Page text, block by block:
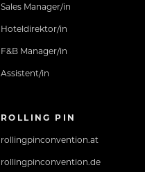
Sales Manager/in
Hoteldirektor/in
F&B Manager/in
Assistent/in
ROLLING PIN
rollingpinconvention.at
rollingpinconvention.de